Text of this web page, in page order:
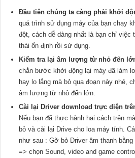
Đầu tiên chúng ta càng phải khởi
quá trình sử dụng máy của bạn chạy
đột, cách dễ dàng nhất là bạn chỉ việc
thái ổn định rồi sử dụng.
Kiểm tra lại âm lượng từ nhỏ đến
chắn bước khởi động lại máy đã làm
hay lo lắng mà bỏ qua đoạn này nhé,
âm lượng từ nhỏ đến lớn.
Cài lại Driver download trực diện
Nếu bạn đã thực hành hai cách trên
bỏ và cài lại Drive cho loa máy tính.
như sau : Gỡ bỏ Driver âm thanh
=> chọn Sound, video and game